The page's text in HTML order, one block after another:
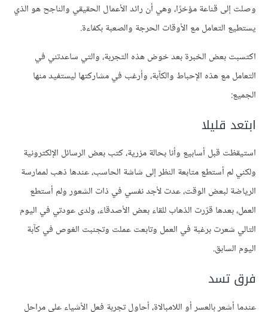
وصلت إلى قناعة مؤخرًا، وهي أن رائد الأعمال الحقيقي والناجح هو الذي
يستطيع التعامل مع الأوقات الحرجة والصعبة بكفاءة.
اكتسبت بعض الخبرة بعد خوض هذه التجربة، والتي ساعدتني في
التعامل مع هذه الإحباط والكآبة، وأرغب في مشاركتها ليستفيد منها
الجميع:
ابتعد قليلا
استيقظت قبل أسابيع وأنا بحالة مزرية، كتب بعض الرسائل الإلكترونية
ولكني لم أستطع متابعة النظر إلى شاشة الحاسب، عندها ذهب لممارسة
الرياضة لبعض الوقت، عدت لأجد نفسي في ذات الشعور ولم أستطع
العمل، بعدها قرّرت الذهاب للقاء بعض الأصدقاء، ولدى عودتي في اليوم
التالي شعرت برغبة في العمل وتابعت عملت وتجنبت الغوص في كآبة
اليوم السابق.
فرق تسد
عندما أشعر بالعسر أو اللامبالاة، أحاول تجربة فعل الأشياء على مراحل